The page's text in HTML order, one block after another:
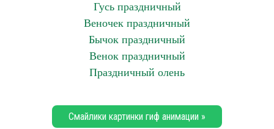
Гусь праздничный
Веночек праздничный
Бычок праздничный
Венок праздничный
Праздничный олень
Смайлики картинки гиф анимации »